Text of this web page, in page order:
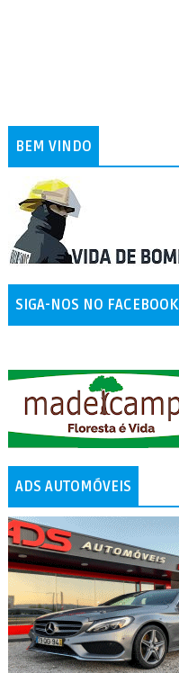
BEM VINDO
SIGA-NOS NO FACEBOOK
ADS AUTOMÓVEIS